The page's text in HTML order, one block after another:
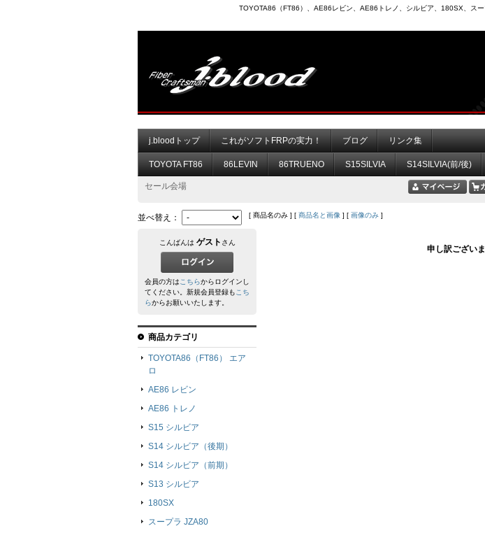
TOYOTA86（FT86）、AE86レビン、AE86トレノ、シルビア、180SX、ス
j.bloodトップ これがソフトFRPの実力！ ブログ リンク集
TOYOTA FT86 86LEVIN 86TRUENO S15SILVIA S14SILVIA(前/後)
セール会場
並べ替え： [ 商品名のみ ] [ 商品名と画像 ] [ 画像のみ ]
申し訳ござい
こんばんは ゲスト さん
会員の方はこちらからログインし
てください。新規会員登録もこち
らからお願いいたします。
商品カテゴリ
TOYOTA86（FT86） エア
ロ
AE86 レビン
AE86 トレノ
S15 シルビア
S14 シルビア（後期）
S14 シルビア（前期）
S13 シルビア
180SX
スープラ JZA80